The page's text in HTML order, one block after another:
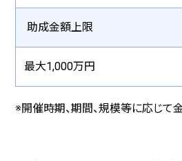
観光ガイドブック等
プロモーション映像
助成金額上限
最大1,000万円
※開催時期、期間、規模等に応じて